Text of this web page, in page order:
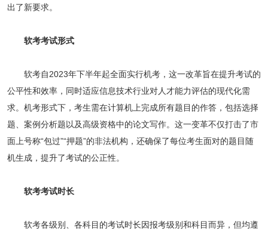
出了新要求。
软考考试形式
软考自2023年下半年起全面实行机考，这一改革旨在提升考试的
公平性和效率，同时适应信息技术行业对人才能力评估的现代化需
求。机考形式下，考生需在计算机上完成所有题目的作答，包括选择
题、案例分析题以及高级资格中的论文写作。这一变革不仅打击了市
面上号称“包过”“押题”的非法机构，还确保了每位考生面对的题目随
机生成，提升了考试的公正性。
软考考试时长
软考各级别、各科目的考试时长因报考级别和科目而异，但均遵